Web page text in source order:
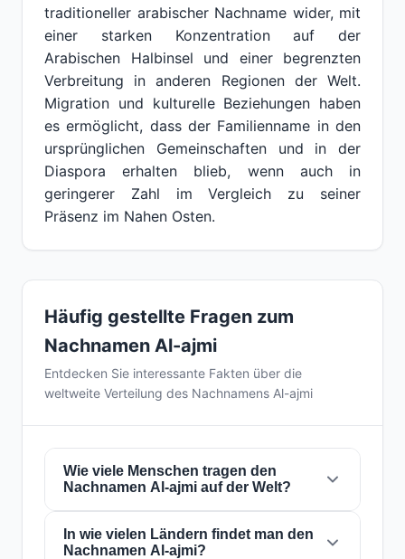
traditioneller arabischer Nachname wider, mit
einer starken Konzentration auf der
Arabischen Halbinsel und einer begrenzten
Verbreitung in anderen Regionen der Welt.
Migration und kulturelle Beziehungen haben
es ermöglicht, dass der Familienname in den
ursprünglichen Gemeinschaften und in der
Diaspora erhalten blieb, wenn auch in
geringerer Zahl im Vergleich zu seiner
Präsenz im Nahen Osten.
Häufig gestellte Fragen zum
Nachnamen Al-ajmi
Entdecken Sie interessante Fakten über die
weltweite Verteilung des Nachnamens Al-ajmi
Wie viele Menschen tragen den
Nachnamen Al-ajmi auf der Welt?
Derzeit gibt es weltweit etwa6.652 Personen
mit dem NachnamenAl-ajmi
In wie vielen Ländern findet man den
Nachnamen Al-ajmi?